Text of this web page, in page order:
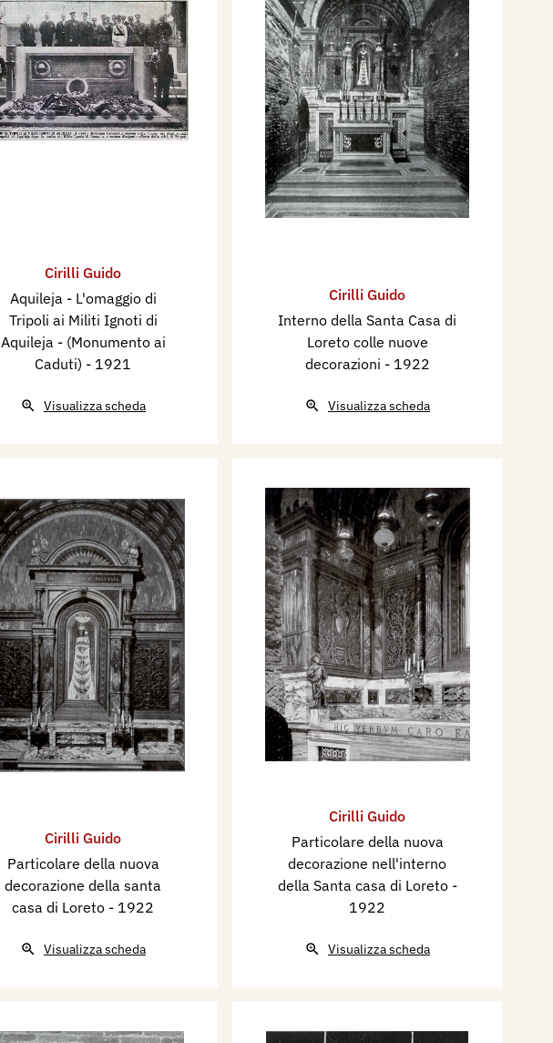
Cirilli Guido
Aquileja - L'omaggio di
Tripoli ai Militi Ignoti di
Aquileja - (Monumento ai
Caduti) - 1921
Visualizza scheda
Cirilli Guido
Interno della Santa Casa di
Loreto colle nuove
decorazioni - 1922
Visualizza scheda
Cirilli Guido
Particolare della nuova
decorazione della santa
casa di Loreto - 1922
Visualizza scheda
Cirilli Guido
Particolare della nuova
decorazione nell'interno
della Santa casa di Loreto -
1922
Visualizza scheda